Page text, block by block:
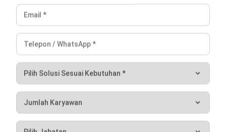
untuk memastikan konten yang akurat dan relevan.
ketepatan, kelengkapan, dan objektivitas konten dengan
membacaPanduan Editorial kami
KonsultasiGratis
dan Dapatkan Solusi
yang Tepat